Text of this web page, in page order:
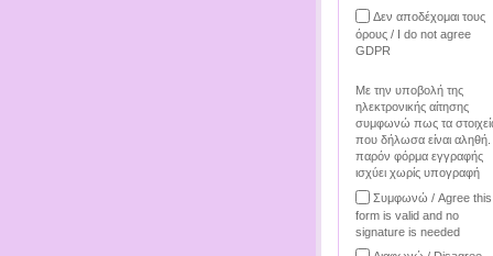
Δεν αποδέχομαι τους
όρους / I do not agree
GDPR
Με την υποβολή της
ηλεκτρονικής αίτησης
συμφωνώ πως τα
που δήλωσα είναι
παρόν φόρμα εγγραφής
ισχύει χωρίς υπογραφή
Συμφωνώ / Agree this
form is valid and no
signature is needed